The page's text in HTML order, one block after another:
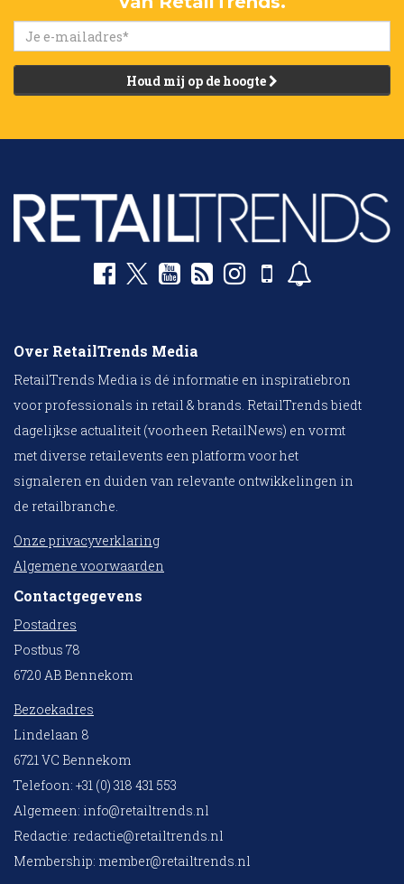
Houd mij op de hoogte
Over RetailTrends Media
RetailTrends Media is dé informatie en inspiratiebron
voor professionals in retail & brands. RetailTrends biedt
dagelijkse actualiteit (voorheen RetailNews) en vormt
met diverse retailevents een platform voor het
signaleren en duiden van relevante ontwikkelingen in
de retailbranche.
Onze privacyverklaring
Algemene voorwaarden
Contactgegevens
Postadres
Postbus 78
6720 AB Bennekom
Bezoekadres
Lindelaan 8
6721 VC Bennekom
Telefoon: +31 (0) 318 431 553
Algemeen: info@retailtrends.nl
Redactie: redactie@retailtrends.nl
Membership: member@retailtrends.nl